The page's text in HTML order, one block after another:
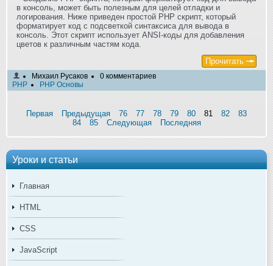
Уроки и статьи
Главная
HTML
CSS
JavaScript
в консоль, может быть полезным для целей отладки и
логирования. Ниже приведен простой PHP скрипт, который
форматирует код с подсветкой синтаксиса для вывода в
консоль. Этот скрипт использует ANSI-коды для добавления
цветов к различным частям кода.
Прочитать
Михаил Русаков
0 комментариев
PHP
PHP Основы
Первая Предыдущая 76 77 78 79 80 81 82
83
84
85 Следующая Последняя